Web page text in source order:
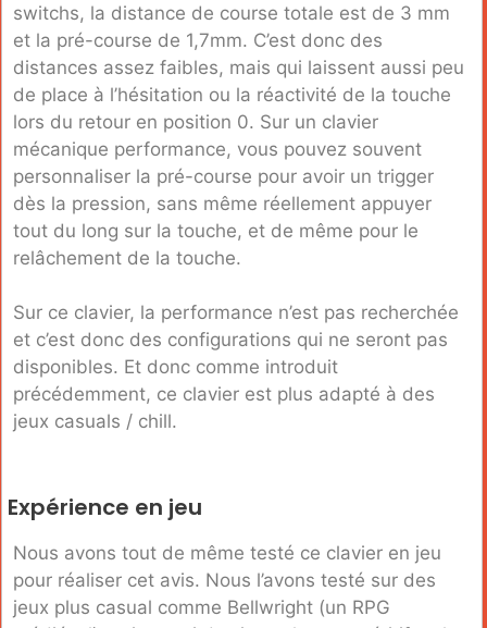
switchs, la distance de course totale est de 3 mm
et la pré-course de 1,7mm. C’est donc des
distances assez faibles, mais qui laissent aussi peu
de place à l’hésitation ou la réactivité de la touche
lors du retour en position 0. Sur un clavier
mécanique performance, vous pouvez souvent
personnaliser la pré-course pour avoir un trigger
dès la pression, sans même réellement appuyer
tout du long sur la touche, et de même pour le
relâchement de la touche.
Sur ce clavier, la performance n’est pas recherchée
et c’est donc des configurations qui ne seront pas
disponibles. Et donc comme introduit
précédemment, ce clavier est plus adapté à des
jeux casuals / chill.
Expérience en jeu
Nous avons tout de même testé ce clavier en jeu
pour réaliser cet avis. Nous l’avons testé sur des
jeux plus casual comme Bellwright (un RPG